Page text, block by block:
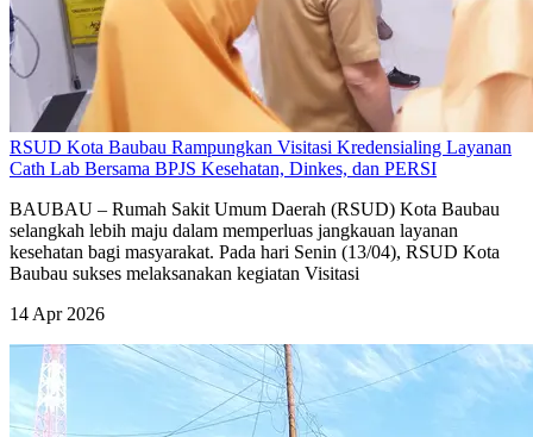
RSUD Kota Baubau Rampungkan Visitasi Kredensialing Layanan
Cath Lab Bersama BPJS Kesehatan, Dinkes, dan PERSI
BAUBAU – Rumah Sakit Umum Daerah (RSUD) Kota Baubau
selangkah lebih maju dalam memperluas jangkauan layanan
kesehatan bagi masyarakat. Pada hari Senin (13/04), RSUD Kota
Baubau sukses melaksanakan kegiatan Visitasi
14 Apr 2026